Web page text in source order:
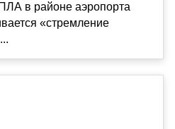
в районе аэропорта
«стремление